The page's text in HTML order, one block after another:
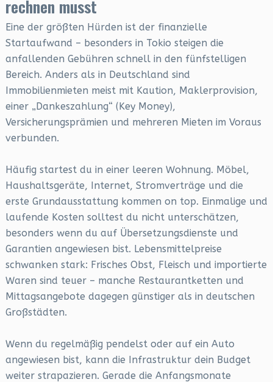
rechnen musst
Eine der größten Hürden ist der finanzielle
Startaufwand – besonders in Tokio steigen die
anfallenden Gebühren schnell in den fünfstelligen
Bereich. Anders als in Deutschland sind
Immobilienmieten meist mit Kaution, Maklerprovision,
einer „Dankeszahlung“ (Key Money),
Versicherungsprämien und mehreren Mieten im Voraus
verbunden.
Häufig startest du in einer leeren Wohnung. Möbel,
Haushaltsgeräte, Internet, Stromverträge und die
erste Grundausstattung kommen on top. Einmalige und
laufende Kosten solltest du nicht unterschätzen,
besonders wenn du auf Übersetzungsdienste und
Garantien angewiesen bist. Lebensmittelpreise
schwanken stark: Frisches Obst, Fleisch und importierte
Waren sind teuer – manche Restaurantketten und
Mittagsangebote dagegen günstiger als in deutschen
Großstädten.
Wenn du regelmäßig pendelst oder auf ein Auto
angewiesen bist, kann die Infrastruktur dein Budget
weiter strapazieren. Gerade die Anfangsmonate